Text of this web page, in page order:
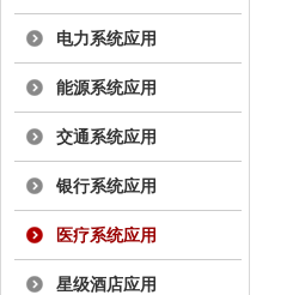
电力系统应用
能源系统应用
交通系统应用
银行系统应用
医疗系统应用
星级酒店应用